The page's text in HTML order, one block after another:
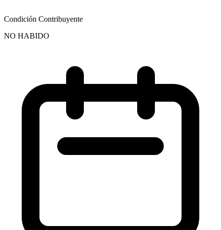
Condición Contribuyente
NO HABIDO